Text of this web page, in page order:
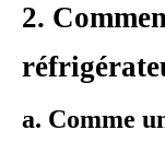
2.
a. Comme